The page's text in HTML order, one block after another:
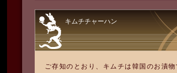
キムチチャーハン
ご存知のとおり、キムチは韓国のお漬